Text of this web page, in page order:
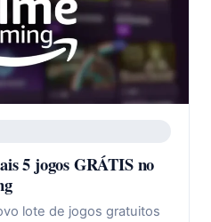
5 jogos GRÁTIS no
lote de jogos gratuitos